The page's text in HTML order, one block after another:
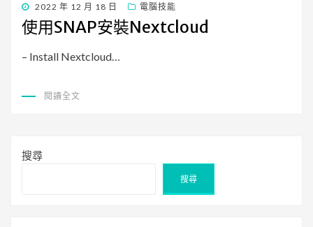
發
佈
日
2022 年 12 月 18 日 電腦技能
使用SNAP安裝Nextcloud
– Install Nextcloud…
閱讀全文
搜尋
搜尋